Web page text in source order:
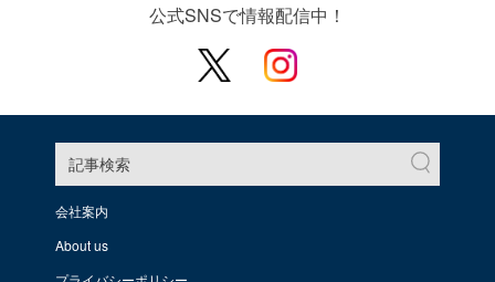
公式SNSで情報配信中！
記事検索
会社案内
About us